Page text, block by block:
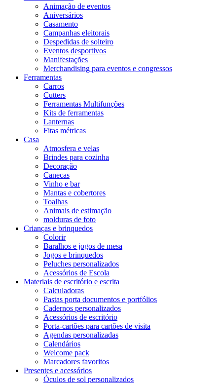
Animação de eventos
Aniversários
Casamento
Campanhas eleitorais
Despedidas de solteiro
Eventos desportivos
Manifestações
Merchandising para eventos e congressos
Ferramentas
Carros
Cutters
Ferramentas Multifunções
Kits de ferramentas
Lanternas
Fitas métricas
Casa
Atmosfera e velas
Brindes para cozinha
Decoração
Canecas
Vinho e bar
Mantas e cobertores
Toalhas
Animais de estimação
molduras de foto
Crianças e brinquedos
Colorir
Baralhos e jogos de mesa
Jogos e brinquedos
Peluches personalizados
Acessórios de Escola
Materiais de escritório e escrita
Calculadoras
Pastas porta documentos e portfólios
Cadernos personalizados
Acessórios de escritório
Porta-cartões para cartões de visita
Agendas personalizadas
Calendários
Welcome pack
Marcadores favoritos
Presentes e acessórios
Óculos de sol personalizados